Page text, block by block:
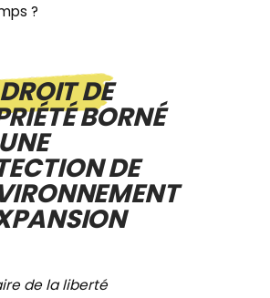
?
DE
BORNÉ
DE
de la liberté